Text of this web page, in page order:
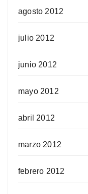
agosto 2012
julio 2012
junio 2012
mayo 2012
abril 2012
marzo 2012
febrero 2012